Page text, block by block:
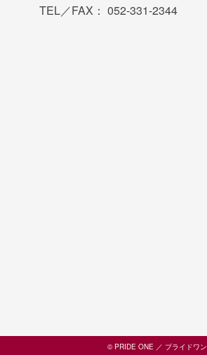
TEL／FAX： 052-331-2344
© PRIDE ONE ／ プライドワン